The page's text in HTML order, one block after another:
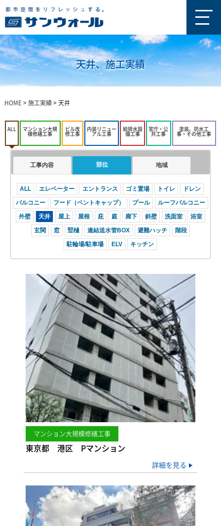
天井、施工実績
HOME> 施工実績> 天井
ALL
マンション大規
模修繕工事
ビル改
修工事
内装リニュー
アル工事
給排水設
備工事
官庁・公
共工事
塗装、防水工
事・その他工事
工事内容 部位 地域
ALL エレベーター エントランス ゴミ置場 トイレ
ドレン
バルコニー
フード（ベントキャップ） プール
ルーフバルコニー
外壁
天井 屋上 屋根 庇 庭 廊下 斜壁 洗面室
浴室
玄関
窓 竪樋 連結送水管BOX 避難ハッチ
階段
駐輪場/駐車場
ELV キッチン
マンション大規模修繕工事
東京都 港区 Pマンション
詳細を見る